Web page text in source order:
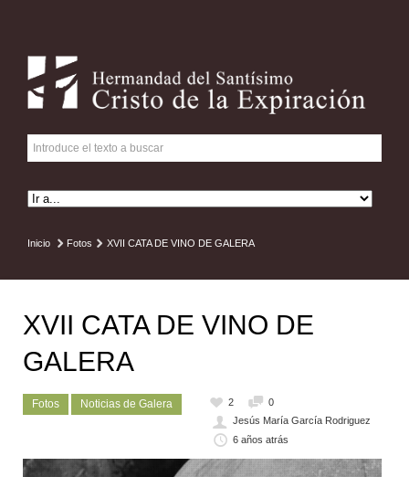
Inicio Fotos XVII CATA DE VINO DE GALERA
XVII CATA DE VINO DE
GALERA
Fotos Noticias de Galera 2
0
Jesús María García Rodriguez
6 años atrás